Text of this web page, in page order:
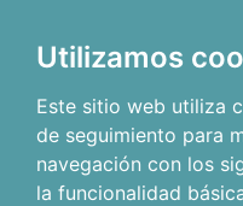
Utilizamos
Este sitio web utiliza
de seguimiento para
navegación con los
la funcionalidad